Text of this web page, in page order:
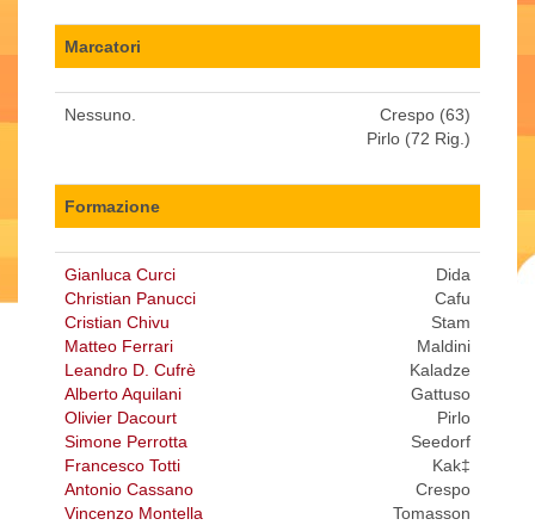
Marcatori
Nessuno.
Crespo (63)
Pirlo (72 Rig.)
Formazione
Gianluca Curci
Christian Panucci
Cristian Chivu
Matteo Ferrari
Leandro D. Cufrè
Alberto Aquilani
Olivier Dacourt
Simone Perrotta
Francesco Totti
Antonio Cassano
Vincenzo Montella
Dida
Cafu
Stam
Maldini
Kaladze
Gattuso
Pirlo
Seedorf
Kak‡
Crespo
Tomasson